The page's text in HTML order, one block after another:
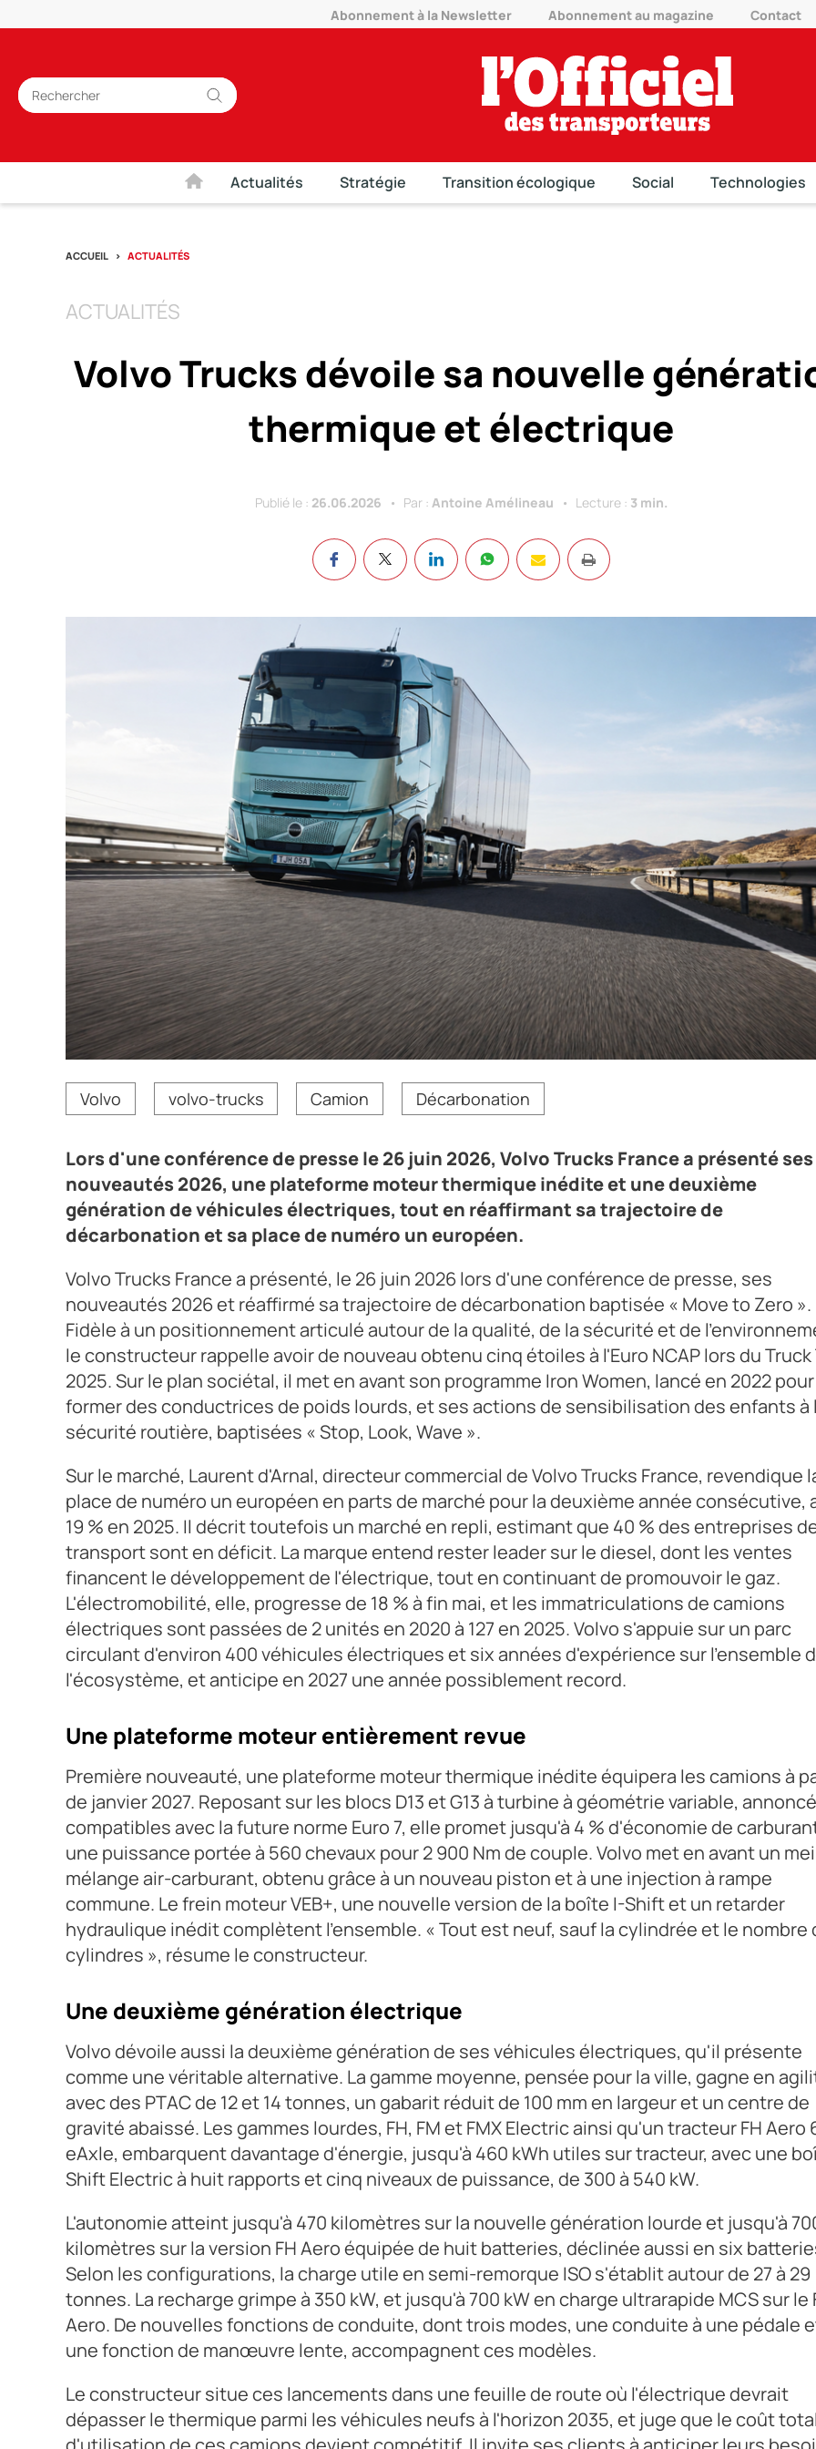
Abonnement à la Newsletter Abonnement au magazine Contact
Actualités Stratégie Transition écologique Social Technologies
ACCUEIL ACTUALITÉS
ACTUALITÉS
Volvo Trucks dévoile sa nouvelle
thermique et électrique
Publié le : 26.06.2026 Par : Antoine Amélineau Lecture : 3 min.
Lors d'une conférence de presse le 26 juin 2026, Volvo Trucks France a présenté ses nouveautés 2026, une
moteur thermique inédite et une deuxième génération de véhicules électriques, tout en réaffirmant sa trajectoire de
décarbonation et sa place de numéro un européen.
Crédit photo Volvo Trucks
Volvo volvo-trucks Camion Décarbonation
Lors d'une conférence de presse le 26 juin 2026, Volvo Trucks France a présenté ses
nouveautés 2026, une plateforme moteur thermique inédite et une deuxième
génération de véhicules électriques, tout en réaffirmant sa trajectoire de
décarbonation et sa place de numéro un européen.
Volvo Trucks France a présenté, le 26 juin 2026 lors d'une conférence de presse, ses
nouveautés 2026 et réaffirmé sa trajectoire de décarbonation baptisée « Move to Zero ».
Fidèle à un positionnement articulé autour de la qualité, de la sécurité et de
le constructeur rappelle avoir de nouveau obtenu cinq étoiles à l'Euro NCAP lors du Truck
2025. Sur le plan sociétal, il met en avant son programme Iron Women, lancé en 2022 pour
former des conductrices de poids lourds, et ses actions de sensibilisation des enfants à
sécurité routière, baptisées « Stop, Look, Wave ».
Sur le marché, Laurent d'Arnal, directeur commercial de Volvo Trucks France, revendique
place de numéro un européen en parts de marché pour la deuxième année consécutive,
19 % en 2025. Il décrit toutefois un marché en repli, estimant que 40 % des entreprises
transport sont en déficit. La marque entend rester leader sur le diesel, dont les ventes
financent le développement de l'électrique, tout en continuant de promouvoir le gaz.
L'électromobilité, elle, progresse de 18 % à fin mai, et les immatriculations de camions
électriques sont passées de 2 unités en 2020 à 127 en 2025. Volvo s'appuie sur un parc
circulant d'environ 400 véhicules électriques et six années d'expérience sur l'ensemble
l'écosystème, et anticipe en 2027 une année possiblement record.
Une plateforme moteur entièrement revue
Première nouveauté, une plateforme moteur thermique inédite équipera les camions à
de janvier 2027. Reposant sur les blocs D13 et G13 à turbine à géométrie variable,
compatibles avec la future norme Euro 7, elle promet jusqu'à 4 % d'économie de
une puissance portée à 560 chevaux pour 2 900 Nm de couple. Volvo met en avant un
mélange air-carburant, obtenu grâce à un nouveau piston et à une injection à rampe
commune. Le frein moteur VEB+, une nouvelle version de la boîte I-Shift et un retarder
hydraulique inédit complètent l'ensemble. « Tout est neuf, sauf la cylindrée et le nombre
cylindres », résume le constructeur.
Une deuxième génération électrique
Volvo dévoile aussi la deuxième génération de ses véhicules électriques, qu'il présente
comme une véritable alternative. La gamme moyenne, pensée pour la ville, gagne en
avec des PTAC de 12 et 14 tonnes, un gabarit réduit de 100 mm en largeur et un centre de
gravité abaissé. Les gammes lourdes, FH, FM et FMX Electric ainsi qu'un tracteur FH Aero
eAxle, embarquent davantage d'énergie, jusqu'à 460 kWh utiles sur tracteur, avec une
Shift Electric à huit rapports et cinq niveaux de puissance, de 300 à 540 kW.
L'autonomie atteint jusqu'à 470 kilomètres sur la nouvelle génération lourde et jusqu'à
kilomètres sur la version FH Aero équipée de huit batteries, déclinée aussi en six
Selon les configurations, la charge utile en semi-remorque ISO s'établit autour de 27 à 29
tonnes. La recharge grimpe à 350 kW, et jusqu'à 700 kW en charge ultrarapide MCS sur le
Aero. De nouvelles fonctions de conduite, dont trois modes, une conduite à une pédale
une fonction de manœuvre lente, accompagnent ces modèles.
Le constructeur situe ces lancements dans une feuille de route où l'électrique devrait
dépasser le thermique parmi les véhicules neufs à l'horizon 2035, et juge que le coût total